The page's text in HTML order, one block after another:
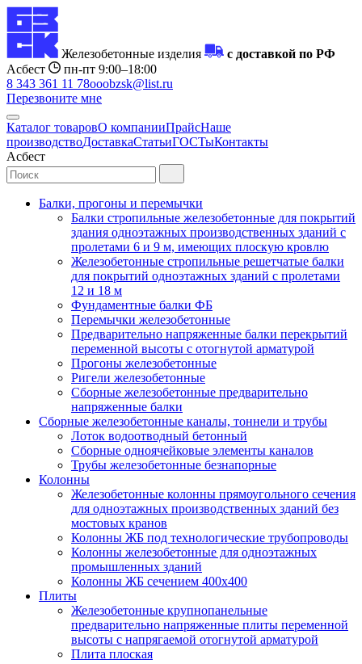
Железобетонные изделия
с доставкой по РФ
Асбест
пн-пт 9:00–18:00
8 343 361 11 78ooobzsk@list.ru
Перезвоните мне
Каталог товаровО компанииПрайсНаше
производствоДоставкаСтатьиГОСТыКонтакты
Асбест
Балки, прогоны и перемычки
Балки стропильные железобетонные для покрытий
здания одноэтажных производственных зданий с
пролетами 6 и 9 м, имеющих плоскую кровлю
Железобетонные стропильные решетчатые балки
для покрытий одноэтажных зданий с пролетами
12 и 18 м
Фундаментные балки ФБ
Перемычки железобетонные
Предварительно напряженные балки перекрытий
переменной высоты с отогнутой арматурой
Прогоны железобетонные
Ригели железобетонные
Сборные железобетонные предварительно
напряженные балки
Сборные железобетонные каналы, тоннели и трубы
Лоток водоотводный бетонный
Сборные одноячейковые элементы каналов
Трубы железобетонные безнапорные
Колонны
Железобетонные колонны прямоугольного сечения
для одноэтажных производственных зданий без
мостовых кранов
Колонны ЖБ под технологические трубопроводы
Колонны железобетонные для одноэтажных
промышленных зданий
Колонны ЖБ сечением 400х400
Плиты
Железобетонные крупнопанельные
предварительно напряженные плиты переменной
высоты с напрягаемой отогнутой арматурой
Плита плоская